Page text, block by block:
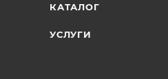
КАТАЛОГ
УСЛУГИ